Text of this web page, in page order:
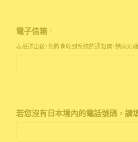
電子信箱 *
表格送出後，您將會收到系統的通知信，請麻煩
若您沒有日本境內的電話號碼，請